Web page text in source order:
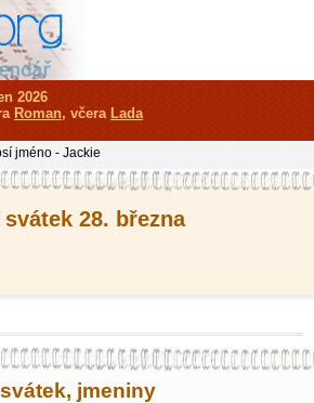
28. března
jmeniny
2026
Roman, včera Lada
jméno - Jackie